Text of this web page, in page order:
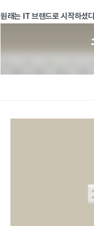
원래는 IT 브랜드로 시작하셨